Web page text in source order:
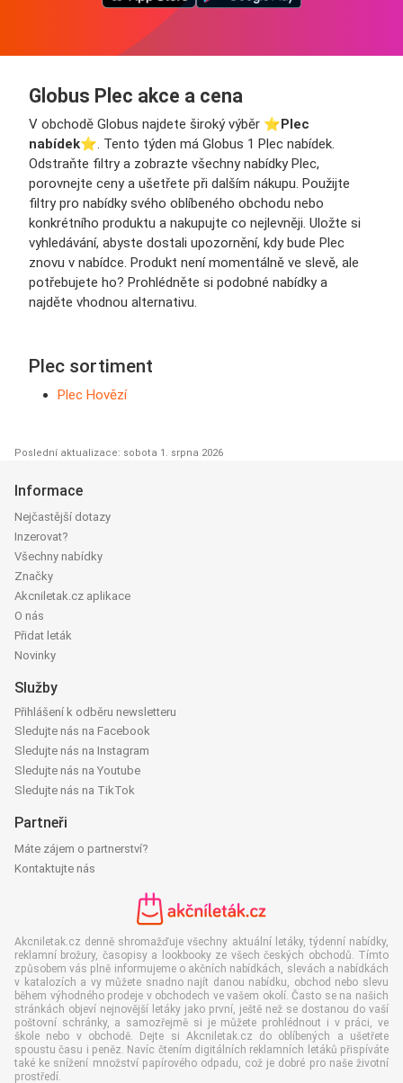
Globus Plec akce a cena
V obchodě Globus najdete široký výběr ⭐️Plec
nabídek⭐️. Tento týden má Globus 1 Plec nabídek.
Odstraňte filtry a zobrazte všechny nabídky Plec,
porovnejte ceny a ušetřete při dalším nákupu. Použijte
filtry pro nabídky svého oblíbeného obchodu nebo
konkrétního produktu a nakupujte co nejlevněji. Uložte si
vyhledávání, abyste dostali upozornění, kdy bude Plec
znovu v nabídce. Produkt není momentálně ve slevě, ale
potřebujete ho? Prohlédněte si podobné nabídky a
najděte vhodnou alternativu.
Plec sortiment
Plec Hovězí
Poslední aktualizace: sobota 1. srpna 2026
Informace
Nejčastější dotazy
Inzerovat?
Všechny nabídky
Značky
Akcniletak.cz aplikace
O nás
Přidat leták
Novinky
Služby
Přihlášení k odběru newsletteru
Sledujte nás na Facebook
Sledujte nás na Instagram
Sledujte nás na Youtube
Sledujte nás na TikTok
Partneři
Máte zájem o partnerství?
Kontaktujte nás
Akcniletak.cz denně shromažďuje všechny aktuální letáky, týdenní nabídky,
reklamní brožury, časopisy a lookbooky ze všech českých obchodů. Tímto
způsobem vás plně informujeme o akčních nabídkách, slevách a nabídkách
v katalozích a vy můžete snadno najít danou nabídku, obchod nebo slevu
během výhodného prodeje v obchodech ve vašem okolí. Často se na našich
stránkách objeví nejnovější letáky jako první, ještě než se dostanou do vaší
poštovní schránky, a samozřejmě si je můžete prohlédnout i v práci, ve
škole nebo v obchodě. Dejte si Akcniletak.cz do oblíbených a ušetřete
spoustu času i peněz. Navíc čtením digitálních reklamních letáků přispíváte
také ke snížení množství papírového odpadu, což je dobré pro naše životní
prostředí.